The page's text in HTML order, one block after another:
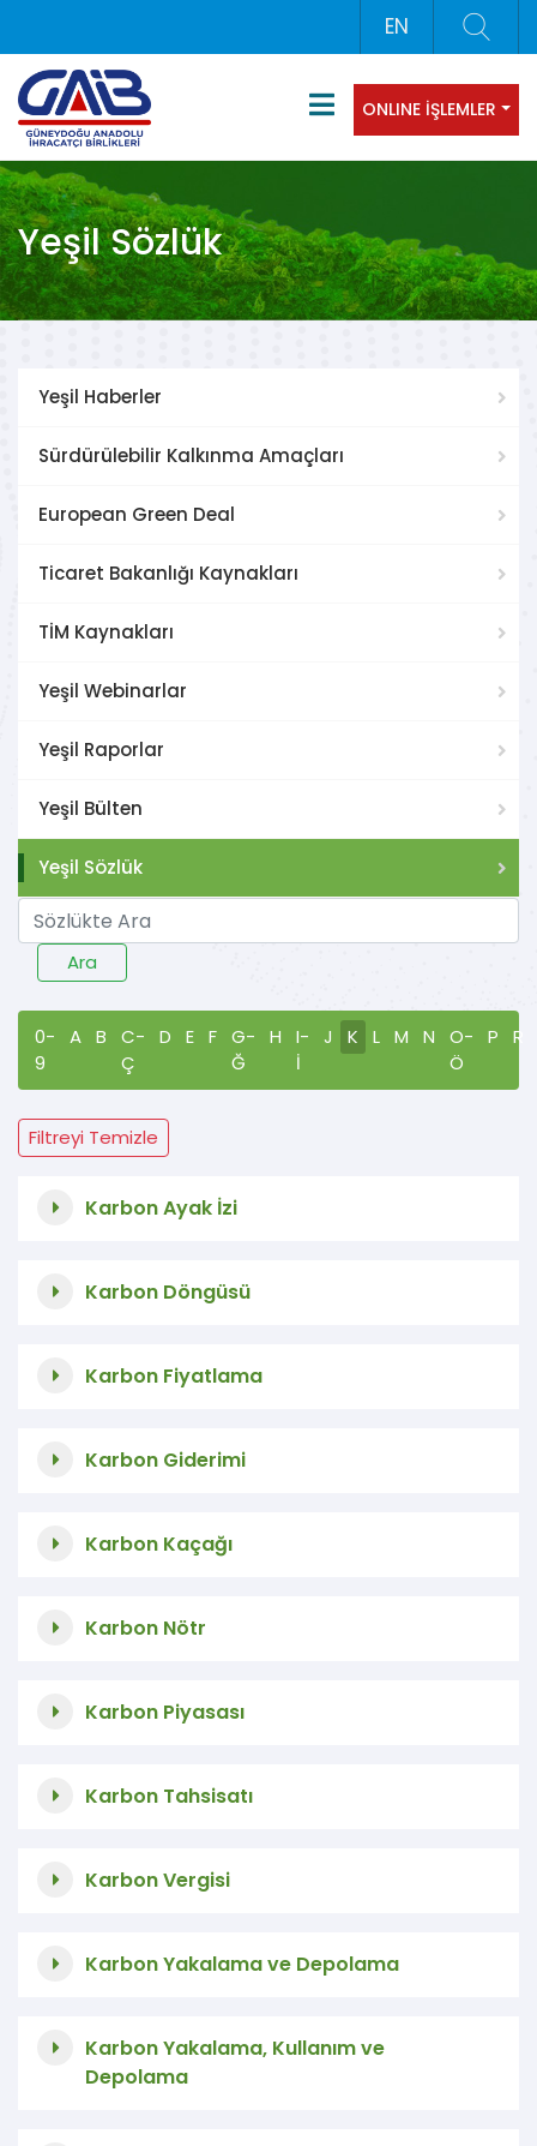
EN
ONLINE İŞLEMLER
Yeşil Sözlük
Yeşil Haberler
Sürdürülebilir Kalkınma Amaçları
European Green Deal
Ticaret Bakanlığı Kaynakları
TİM Kaynakları
Yeşil Webinarlar
Yeşil Raporlar
Yeşil Bülten
Yeşil Sözlük
Ara
0-
9
A B
C-
Ç
D E F G-
Ğ
H
I-
İ
J K L M N
O-
Ö
P R
Filtreyi Temizle
Karbon Ayak İzi
Karbon Döngüsü
Karbon Fiyatlama
Karbon Giderimi
Karbon Kaçağı
Karbon Nötr
Karbon Piyasası
Karbon Tahsisatı
Karbon Vergisi
Karbon Yakalama ve Depolama
Karbon Yakalama, Kullanım ve
Depolama